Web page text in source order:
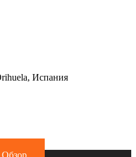
Испания
Обзор